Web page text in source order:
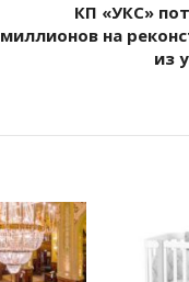
КП «УКС»
миллионов на
из